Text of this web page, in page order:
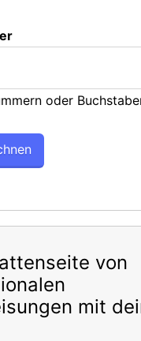
oder
von
mit